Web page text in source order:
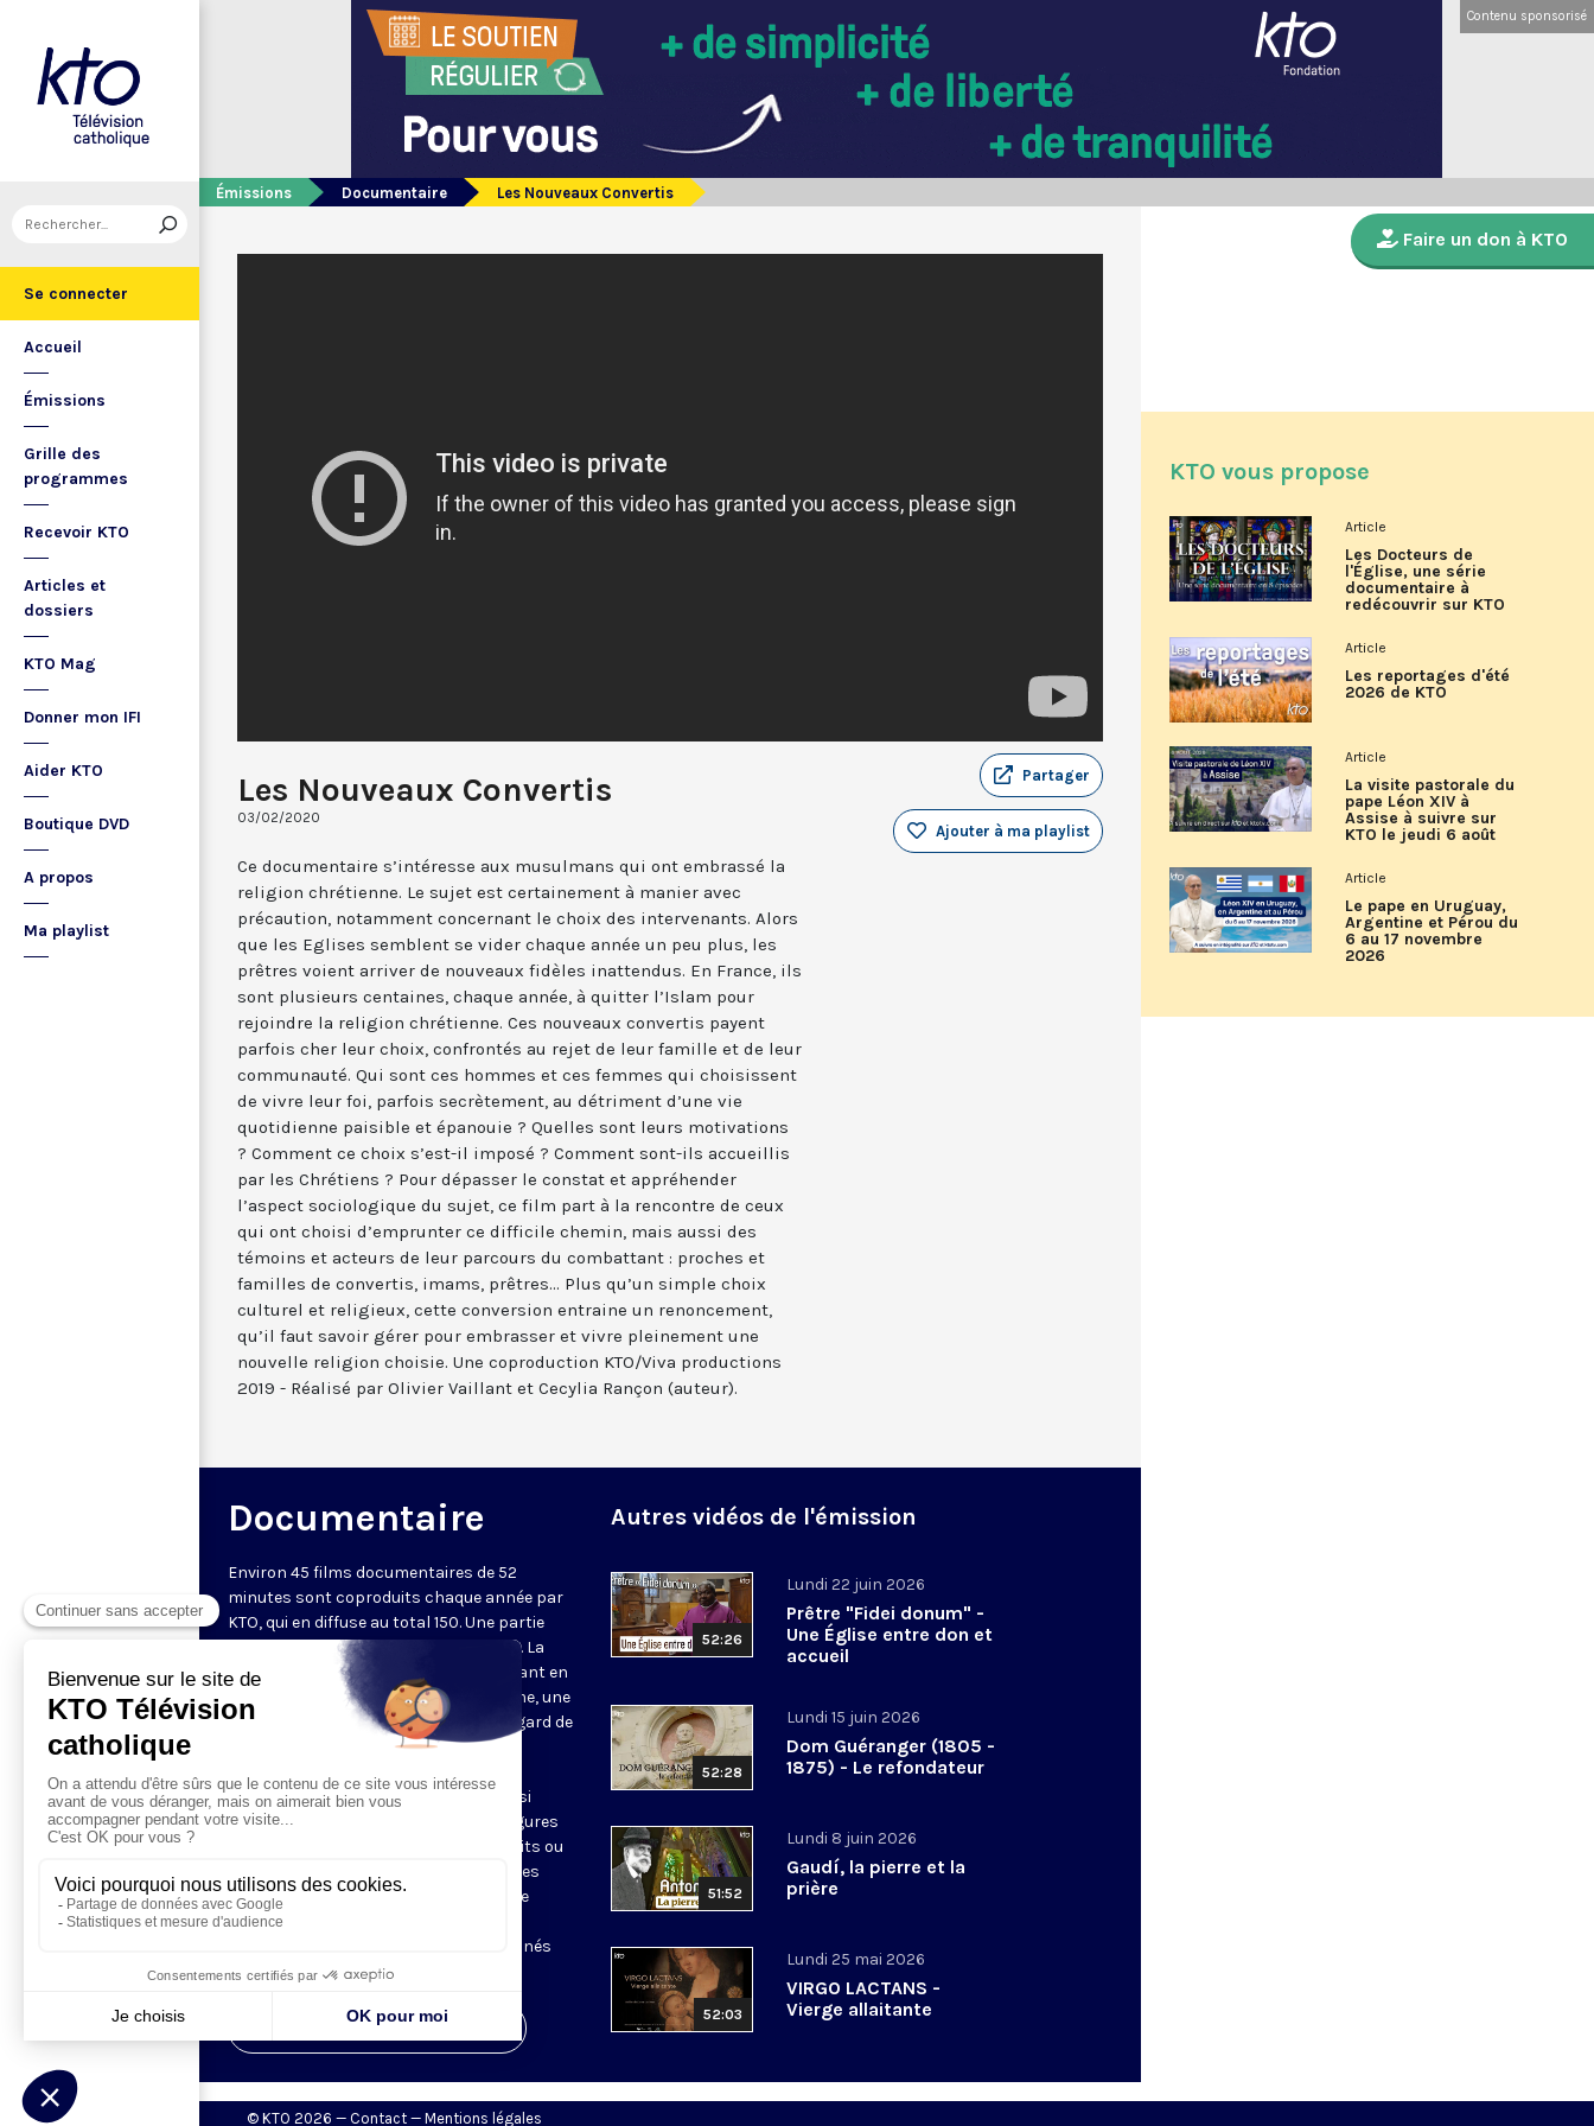
Se connecter
Accueil
Émissions
Grille des
programmes
Recevoir KTO
Articles et
dossiers
KTO Mag
Donner mon IFI
Aider KTO
Boutique DVD
A propos
Ma playlist
Contenu sponsorisé
Émissions Documentaire Les Nouveaux Convertis
Les Nouveaux Convertis
03/02/2020
Partager
Ajouter à ma playlist
Ce documentaire s’intéresse aux musulmans qui ont embrassé la
religion chrétienne. Le sujet est certainement à manier avec
précaution, notamment concernant le choix des intervenants. Alors
que les Eglises semblent se vider chaque année un peu plus, les
prêtres voient arriver de nouveaux fidèles inattendus. En France, ils
sont plusieurs centaines, chaque année, à quitter l’Islam pour
rejoindre la religion chrétienne. Ces nouveaux convertis payent
parfois cher leur choix, confrontés au rejet de leur famille et de leur
communauté. Qui sont ces hommes et ces femmes qui choisissent
de vivre leur foi, parfois secrètement, au détriment d’une vie
quotidienne paisible et épanouie ? Quelles sont leurs motivations
? Comment ce choix s’est-il imposé ? Comment sont-ils accueillis
par les Chrétiens ? Pour dépasser le constat et appréhender
l’aspect sociologique du sujet, ce film part à la rencontre de ceux
qui ont choisi d’emprunter ce difficile chemin, mais aussi des
témoins et acteurs de leur parcours du combattant : proches et
familles de convertis, imams, prêtres... Plus qu’un simple choix
culturel et religieux, cette conversion entraine un renoncement,
qu’il faut savoir gérer pour embrasser et vivre pleinement une
nouvelle religion choisie. Une coproduction KTO/Viva productions
2019 - Réalisé par Olivier Vaillant et Cecylia Rançon (auteur).
Documentaire
Environ 45 films documentaires de 52
minutes sont coproduits chaque année par
KTO, qui en diffuse au total 150. Une partie
d'entre eux est disponible sur Internet. La
chaîne privilégie des documents mettant en
valeur une vision chrétienne de l'homme, une
lecture des questions de société au regard de
la doctrine sociale de l'Église, une
chrétien. Les documentaires sont aussi
l'occasion de découvrir des grandes figures
du christianisme, à travers des portraits ou
des récits, et de partir à la rencontre des
communautés chrétiennes à travers le
monde. Ces films sont régulièrement
remarqués dans la presse et sélectionnés
dans les festivals.
Visiter la page de l'émission
Autres vidéos de l'émission
52:26
Lundi 22 juin 2026
Prêtre "Fidei donum" -
Une Église entre don et
accueil
52:28
Lundi 15 juin 2026
Dom Guéranger (1805 -
1875) - Le refondateur
51:52
Lundi 8 juin 2026
Gaudí, la pierre et la
prière
52:03
Lundi 25 mai 2026
VIRGO LACTANS -
Vierge allaitante
Faire un don à KTO
KTO vous propose
Article
Les Docteurs de
l'Église, une série
documentaire à
redécouvrir sur KTO
Article
Les reportages d'été
2026 de KTO
Article
La visite pastorale du
pape Léon XIV à
Assise à suivre sur
KTO le jeudi 6 août
Article
Le pape en Uruguay,
Argentine et Pérou du
6 au 17 novembre
2026
© KTO 2026 — Contact — Mentions légales